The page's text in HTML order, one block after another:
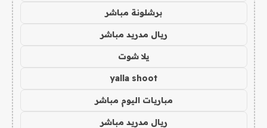
برشلونة مباشر
ريال مدريد مباشر
يلا شوت
yalla shoot
مباريات اليوم مباشر
ريال مدريد مباشر